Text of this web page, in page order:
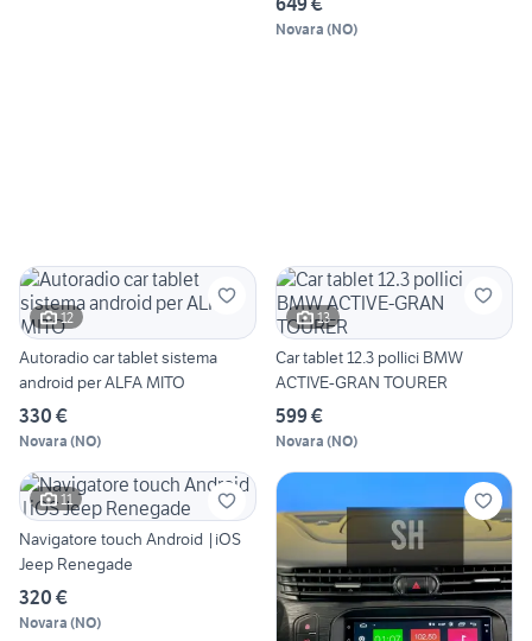
Novara (NO)
12
Autoradio car tablet sistema
android per ALFA MITO
330 €
Novara (NO)
13
Car tablet 12.3 pollici BMW
ACTIVE-GRAN TOURER
599 €
Novara (NO)
11
Navigatore touch Android |iOS
Jeep Renegade
320 €
Novara (NO)